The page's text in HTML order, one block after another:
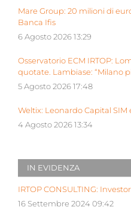
Mare Group: 20 milioni di
Banca Ifis
6 Agosto 2026 13:29
Osservatorio ECM IRTOP:
quotate. Lambiase: “Milano
5 Agosto 2026 17:48
Weltix: Leonardo Capital
4 Agosto 2026 13:34
IN EVIDENZA
IRTOP CONSULTING:
16 Settembre 2024 09:42